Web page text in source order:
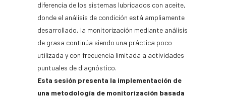
diferencia de los sistemas lubricados con aceite,
donde el análisis de condición está ampliamente
desarrollado, la monitorización mediante análisis
de grasa continúa siendo una práctica poco
utilizada y con frecuencia limitada a actividades
puntuales de diagnóstico.
Esta sesión presenta la implementación de
una metodología de monitorización basada